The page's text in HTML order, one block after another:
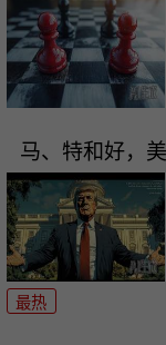
马、特和好，
最热